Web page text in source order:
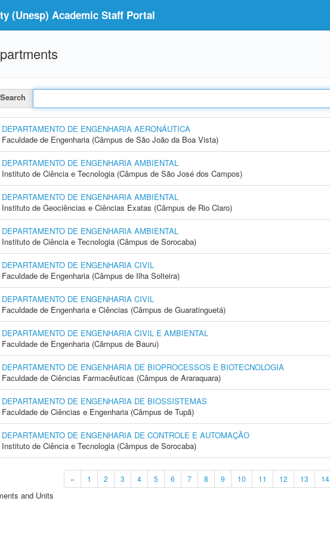
(Unesp) Academic Staff Portal
Search
DEPARTAMENTO DE ENGENHARIA AERONÁUTICA
Faculdade de Engenharia (Câmpus de São João da Boa Vista)
DEPARTAMENTO DE ENGENHARIA AMBIENTAL
Instituto de Ciência e Tecnologia (Câmpus de São José dos Campos)
DEPARTAMENTO DE ENGENHARIA AMBIENTAL
Instituto de Geociências e Ciências Exatas (Câmpus de Rio Claro)
DEPARTAMENTO DE ENGENHARIA AMBIENTAL
Instituto de Ciência e Tecnologia (Câmpus de Sorocaba)
DEPARTAMENTO DE ENGENHARIA CIVIL
Faculdade de Engenharia (Câmpus de Ilha Solteira)
DEPARTAMENTO DE ENGENHARIA CIVIL
Faculdade de Engenharia e Ciências (Câmpus de Guaratinguetá)
DEPARTAMENTO DE ENGENHARIA CIVIL E AMBIENTAL
Faculdade de Engenharia (Câmpus de Bauru)
DEPARTAMENTO DE ENGENHARIA DE BIOPROCESSOS E BIOTECNOLOGIA
Faculdade de Ciências Farmacêuticas (Câmpus de Araraquara)
DEPARTAMENTO DE ENGENHARIA DE BIOSSISTEMAS
Faculdade de Ciências e Engenharia (Câmpus de Tupã)
DEPARTAMENTO DE ENGENHARIA DE CONTROLE E AUTOMAÇÃO
Instituto de Ciência e Tecnologia (Câmpus de Sorocaba)
« 1 2 3 4 5 6 7 8 9 10 11 12 13 14
and Units